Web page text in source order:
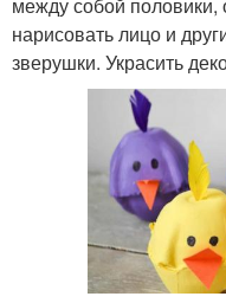
нарисовать лицо и
зверушки. Украсить